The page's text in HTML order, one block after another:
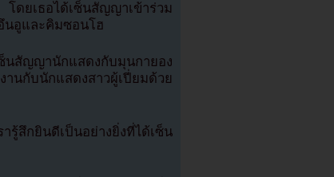
ยเธอได้เซ็นสัญญาเข้าร่วม
นอูและคิมซอนโฮ
สัญญานักแสดงกับมุนกายอง
กับนักแสดงสาวผู้เปี่ยมด้วย
สึกยินดีเป็นอย่างยิ่งที่ได้เซ็น